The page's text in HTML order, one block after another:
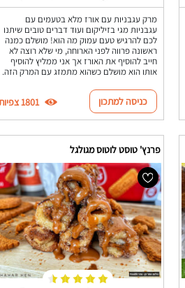
מרק עגבניות עם אורז מלא בטעמים עם
עגבניות מגי בזיליקום ועוד דברים טובים שיתנו
לכם להרגיש טעם עמוק מה הוא! מושלם כמנה
ראשונה פרווה לפני הארוחה, מי שלא רוצה לא
חייב להוסיף את האורז אך אני ממליץ להוסיף
אותו הוא מושלם כשהוא מתמזג עם המרק הזה.
כניסה למתכון 1801 צפיות
פרנץ' טוסט לוטוס מגולגל